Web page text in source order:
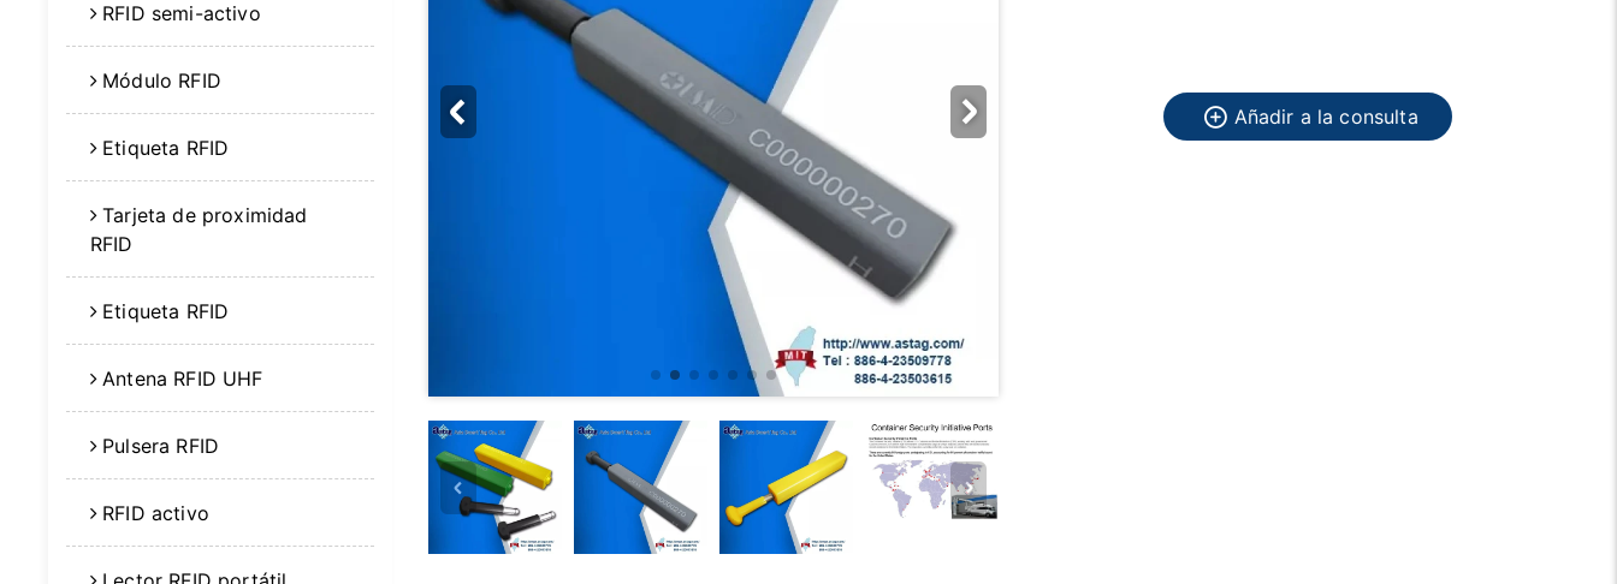
RFID semi-activo
Módulo RFID
Etiqueta RFID
Tarjeta de proximidad
RFID
Etiqueta RFID
Antena RFID UHF
Pulsera RFID
RFID activo
Añadir a la consulta